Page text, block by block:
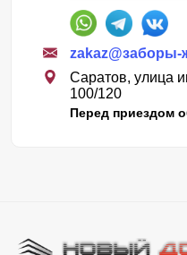
Саратов, улица
100/120
Перед приездом